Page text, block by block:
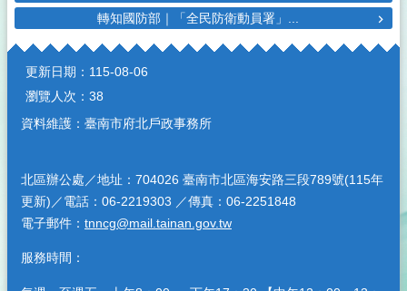
轉知國防部｜「全民防衛動員署」...
:::
更新日期： 115-08-06
瀏覽人次： 38
資料維護：臺南市府北戶政事務所
北區辦公處／地址：704026 臺南市北區海安路三段789號(115年
更新)／電話：06-2219303 ／傳真：06-2251848
電子郵件： tnncg@mail.tainan.gov.tw
服務時間：